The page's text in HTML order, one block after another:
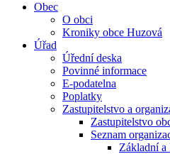
Obec
O obci
Kroniky obce Huzová
Úřad
Úřední deska
Povinné informace
E-podatelna
Poplatky
Zastupitelstvo a
Zastupitelstvo
Seznam
Základní a